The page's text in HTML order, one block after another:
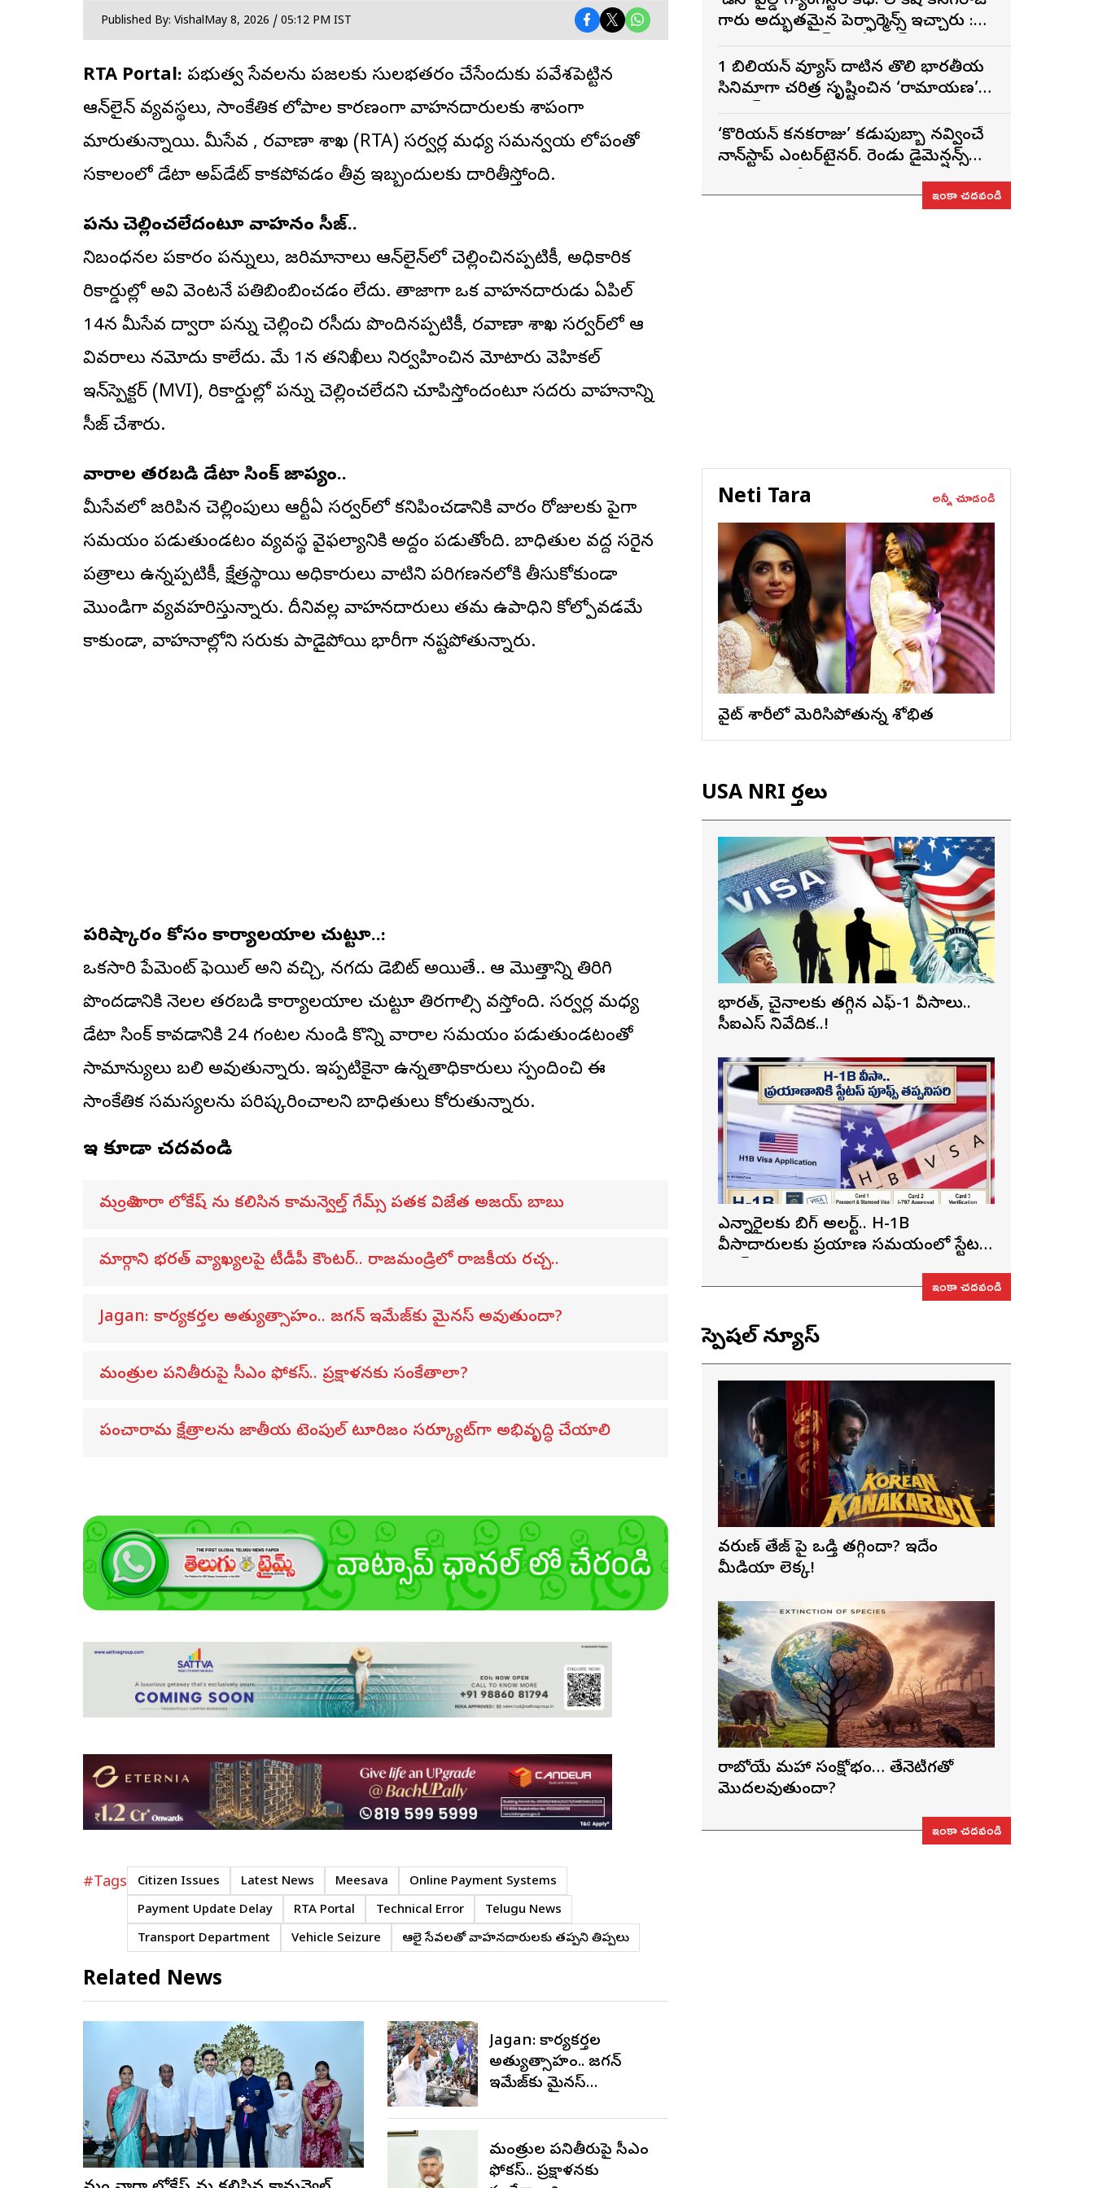
Published By: VishalMay 8, 2026 / 05:12 PM IST
RTA Portal: ప్రభుత్వ సేవలను ప్రజలకు సులభతరం చేసేందుకు ప్రవేశపెట్టిన
ఆన్‌లైన్ వ్యవస్థలు, సాంకేతిక లోపాల కారణంగా వాహనదారులకు శాపంగా
మారుతున్నాయి. మీసేవ , రవాణా శాఖ (RTA) సర్వర్ల మధ్య సమన్వయ లోపంతో
సకాలంలో డేటా అప్‌డేట్ కాకపోవడం తీవ్ర ఇబ్బందులకు దారితీస్తోంది.
పన్ను చెల్లించలేదంటూ వాహనం సీజ్..
నిబంధనల ప్రకారం పన్నులు, జరిమానాలు ఆన్‌లైన్‌లో చెల్లించినప్పటికీ, అధికారిక
రికార్డుల్లో అవి వెంటనే ప్రతిబింబించడం లేదు. తాజాగా ఒక వాహనదారుడు ఏప్రిల్
14న మీసేవ ద్వారా పన్ను చెల్లించి రసీదు పొందినప్పటికీ, రవాణా శాఖ సర్వర్‌లో ఆ
వివరాలు నమోదు కాలేదు. మే 1న తనిఖీలు నిర్వహించిన మోటారు వెహికల్
ఇన్‌స్పెక్టర్ (MVI), రికార్డుల్లో పన్ను చెల్లించలేదని చూపిస్తోందంటూ సదరు వాహనాన్ని
సీజ్ చేశారు.
వారాల తరబడి డేటా సింక్ జాప్యం..
మీసేవలో జరిపిన చెల్లింపులు ఆర్టీఏ సర్వర్‌లో కనిపించడానికి వారం రోజులకు పైగా
సమయం పడుతుండటం వ్యవస్థ వైఫల్యానికి అద్దం పడుతోంది. బాధితుల వద్ద సరైన
పత్రాలు ఉన్నప్పటికీ, క్షేత్రస్థాయి అధికారులు వాటిని పరిగణనలోకి తీసుకోకుండా
మొండిగా వ్యవహరిస్తున్నారు. దీనివల్ల వాహనదారులు తమ ఉపాధిని కోల్పోవడమే
కాకుండా, వాహనాల్లోని సరుకు పాడైపోయి భారీగా నష్టపోతున్నారు.
పరిష్కారం కోసం కార్యాలయాల చుట్టూ..:
ఒకసారి పేమెంట్ ఫెయిల్ అని వచ్చి, నగదు డెబిట్ అయితే.. ఆ మొత్తాన్ని తిరిగి
పొందడానికి నెలల తరబడి కార్యాలయాల చుట్టూ తిరగాల్సి వస్తోంది. సర్వర్ల మధ్య
డేటా సింక్ కావడానికి 24 గంటల నుండి కొన్ని వారాల సమయం పడుతుండటంతో
సామాన్యులు బలి అవుతున్నారు. ఇప్పటికైనా ఉన్నతాధికారులు స్పందించి ఈ
సాంకేతిక సమస్యలను పరిష్కరించాలని బాధితులు కోరుతున్నారు.
ఇవి కూడా చదవండి
మంత్రి నారా లోకేష్ ను కలిసిన కామన్వెల్త్ గేమ్స్ పతక విజేత అజయ్ బాబు
మార్గాని భరత్ వ్యాఖ్యలపై టీడీపీ కౌంటర్.. రాజమండ్రిలో రాజకీయ రచ్చ..
Jagan: కార్యకర్తల అత్యుత్సాహం.. జగన్ ఇమేజ్‌కు మైనస్ అవుతుందా?
మంత్రుల పనితీరుపై సీఎం ఫోకస్.. ప్రక్షాళనకు సంకేతాలా?
పంచారామ క్షేత్రాలను జాతీయ టెంపుల్ టూరిజం సర్క్యూట్‌గా అభివృద్ధి చేయాలి
#Tags Citizen Issues Latest News Meesava
Online Payment Systems
Payment Update Delay
RTA Portal Technical Error
Telugu News
Transport Department
Vehicle Seizure ఆన్‌లైన్ సేవలతో వాహనదారులకు తప్పని తిప్పలు
Related News
Jagan: కార్యకర్తల
అత్యుత్సాహం.. జగన్
ఇమేజ్‌కు మైనస్
మంత్రుల పనితీరుపై సీఎం
ఫోకస్.. ప్రక్షాళనకు
గారు అద్భుతమైన పెర్ఫార్మెన్స్ ఇచ్చారు :
1 బిలియన్ వ్యూస్ దాటిన తొలి భారతీయ
సినిమాగా చరిత్ర సృష్టించిన ‘రామాయణ’
‘కొరియన్ కనకరాజు’ కడుపుబ్బా నవ్వించే
నాన్‌స్టాప్ ఎంటర్‌టైనర్. రెండు డైమెన్షన్స్
సంతృప్తినిచ్చింది : వరుణ్ తేజ్
ఇంకా చదవండి
Neti Tara అన్నీ చూడండి
వైట్ శారీలో మెరిసిపోతున్న శోభిత
USA NRI వార్తలు
భారత్, చైనాలకు తగ్గిన ఎఫ్-1 వీసాలు..
సీఐఎస్ నివేదిక..!
ఎన్నారైలకు బిగ్ అలర్ట్.. H-1B
వీసాదారులకు ప్రయాణ సమయంలో స్టేటస్
ఇంకా చదవండి
స్పెషల్ న్యూస్
వరుణ్ తేజ్‌ పై ఒత్తిడి తగ్గిందా? ఇదేం
మీడియా లెక్క!
రాబోయే మహా సంక్షోభం… తేనెటీగతో
మొదలవుతుందా?
ఇంకా చదవండి